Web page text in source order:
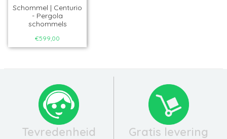
Schommel | Centurio
- Pergola
schommels
€599,00
Tevredenheid Gratis levering